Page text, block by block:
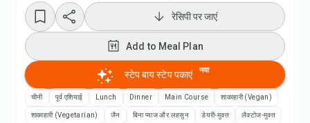
रेसिपी वीडियो देखें
Add to Meal Plan
Add to Shopping List
रेसिपी पर जाएं
Add to Meal Plan
स्टेप बाय स्टेप पकाएं नया
चीनी पूर्व एशियाई Lunch Dinner Main Course शाकाहारी (Vegan)
शाकाहारी (Vegetarian) जैन बिना प्याज और लहसुन डेयरी-मुक्त लैक्टोज-मुक्त